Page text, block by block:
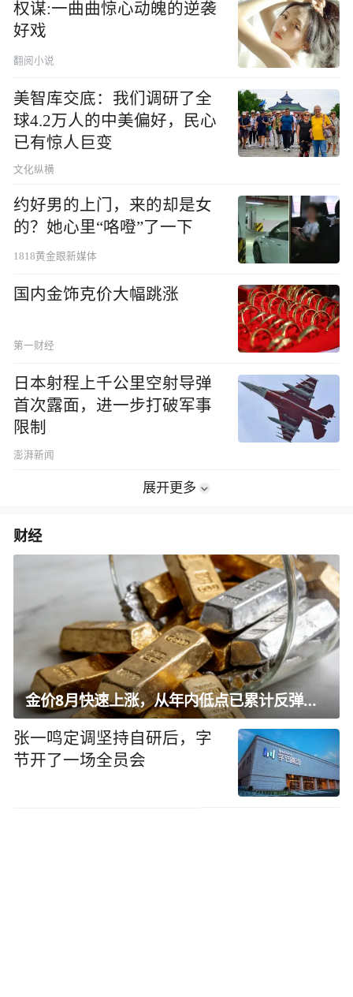
权谋:一曲曲惊心动魄的逆袭
好戏
翻阅小说
美智库交底：我们调研了全
球4.2万人的中美偏好，民心
已有惊人巨变
文化纵横
约好男的上门，来的却是女
的？她心里“咯噔”了一下
1818黄金眼新媒体
国内金饰克价大幅跳涨
第一财经
日本射程上千公里空射导弹
首次露面，进一步打破军事
限制
澎湃新闻
展开更多
财经
金价8月快速上涨，从年内低点已累计反弹超350美元
张一鸣定调坚持自研后，字
节开了一场全员会